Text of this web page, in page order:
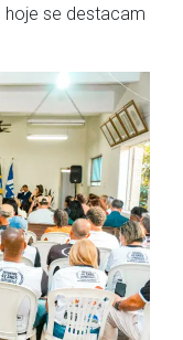
hoje se destacam